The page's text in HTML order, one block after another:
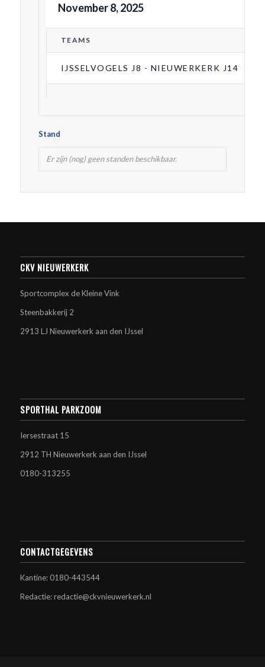
November 8, 2025
TEAMS
IJSSELVOGELS J8 - NIEUWERKERK J14
Stand
Er zijn (nog) geen standen beschikbaar.
CKV NIEUWERKERK
Sportcomplex de Kleine Vink
Steenbakkerij 2
2913 LJ Nieuwerkerk aan den IJssel
SPORTHAL PARKZOOM
Iersestraat 15
2912 TH Nieuwerkerk aan den IJssel
0180-313255
CONTACTGEGEVENS
Kantine: 0180-443544
Redactie: redactie@ckvnieuwerkerk.nl